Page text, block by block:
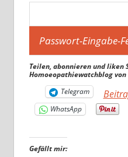
Teilen, abonnieren und liken
Homoeopathiewatchblog von
Telegram
WhatsApp
Gefällt mir: